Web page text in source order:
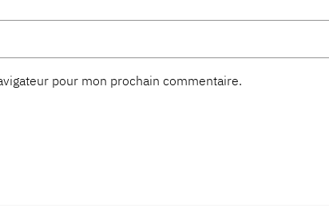
pour mon prochain commentaire.